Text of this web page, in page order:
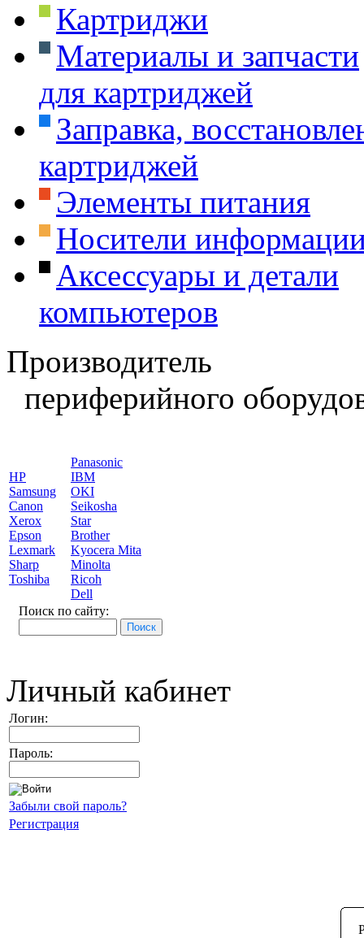
Картриджи
Материалы и запчасти
для картриджей
Заправка,
картриджей
Элементы питания
Носители
Аксессуары и детали
компьютеров
Производитель
периферийного
HP
Samsung
Canon
Xerox
Epson
Lexmark
Sharp
Toshiba
Panasonic
IBM
OKI
Seikosha
Star
Brother
Kyocera Mita
Minolta
Ricoh
Dell
Поиск по сайту:
Личный кабинет
Логин:
Пароль:
Забыли свой пароль?
Регистрация